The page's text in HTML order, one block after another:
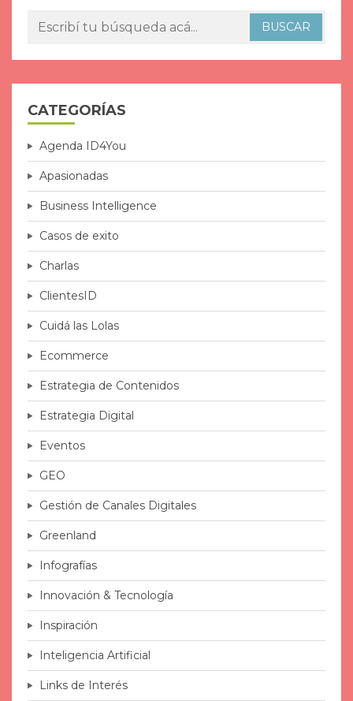
CATEGORÍAS
Agenda ID4You
Apasionadas
Business Intelligence
Casos de exito
Charlas
ClientesID
Cuidá las Lolas
Ecommerce
Estrategia de Contenidos
Estrategia Digital
Eventos
GEO
Gestión de Canales Digitales
Greenland
Infografías
Innovación & Tecnología
Inspiración
Inteligencia Artificial
Links de Interés